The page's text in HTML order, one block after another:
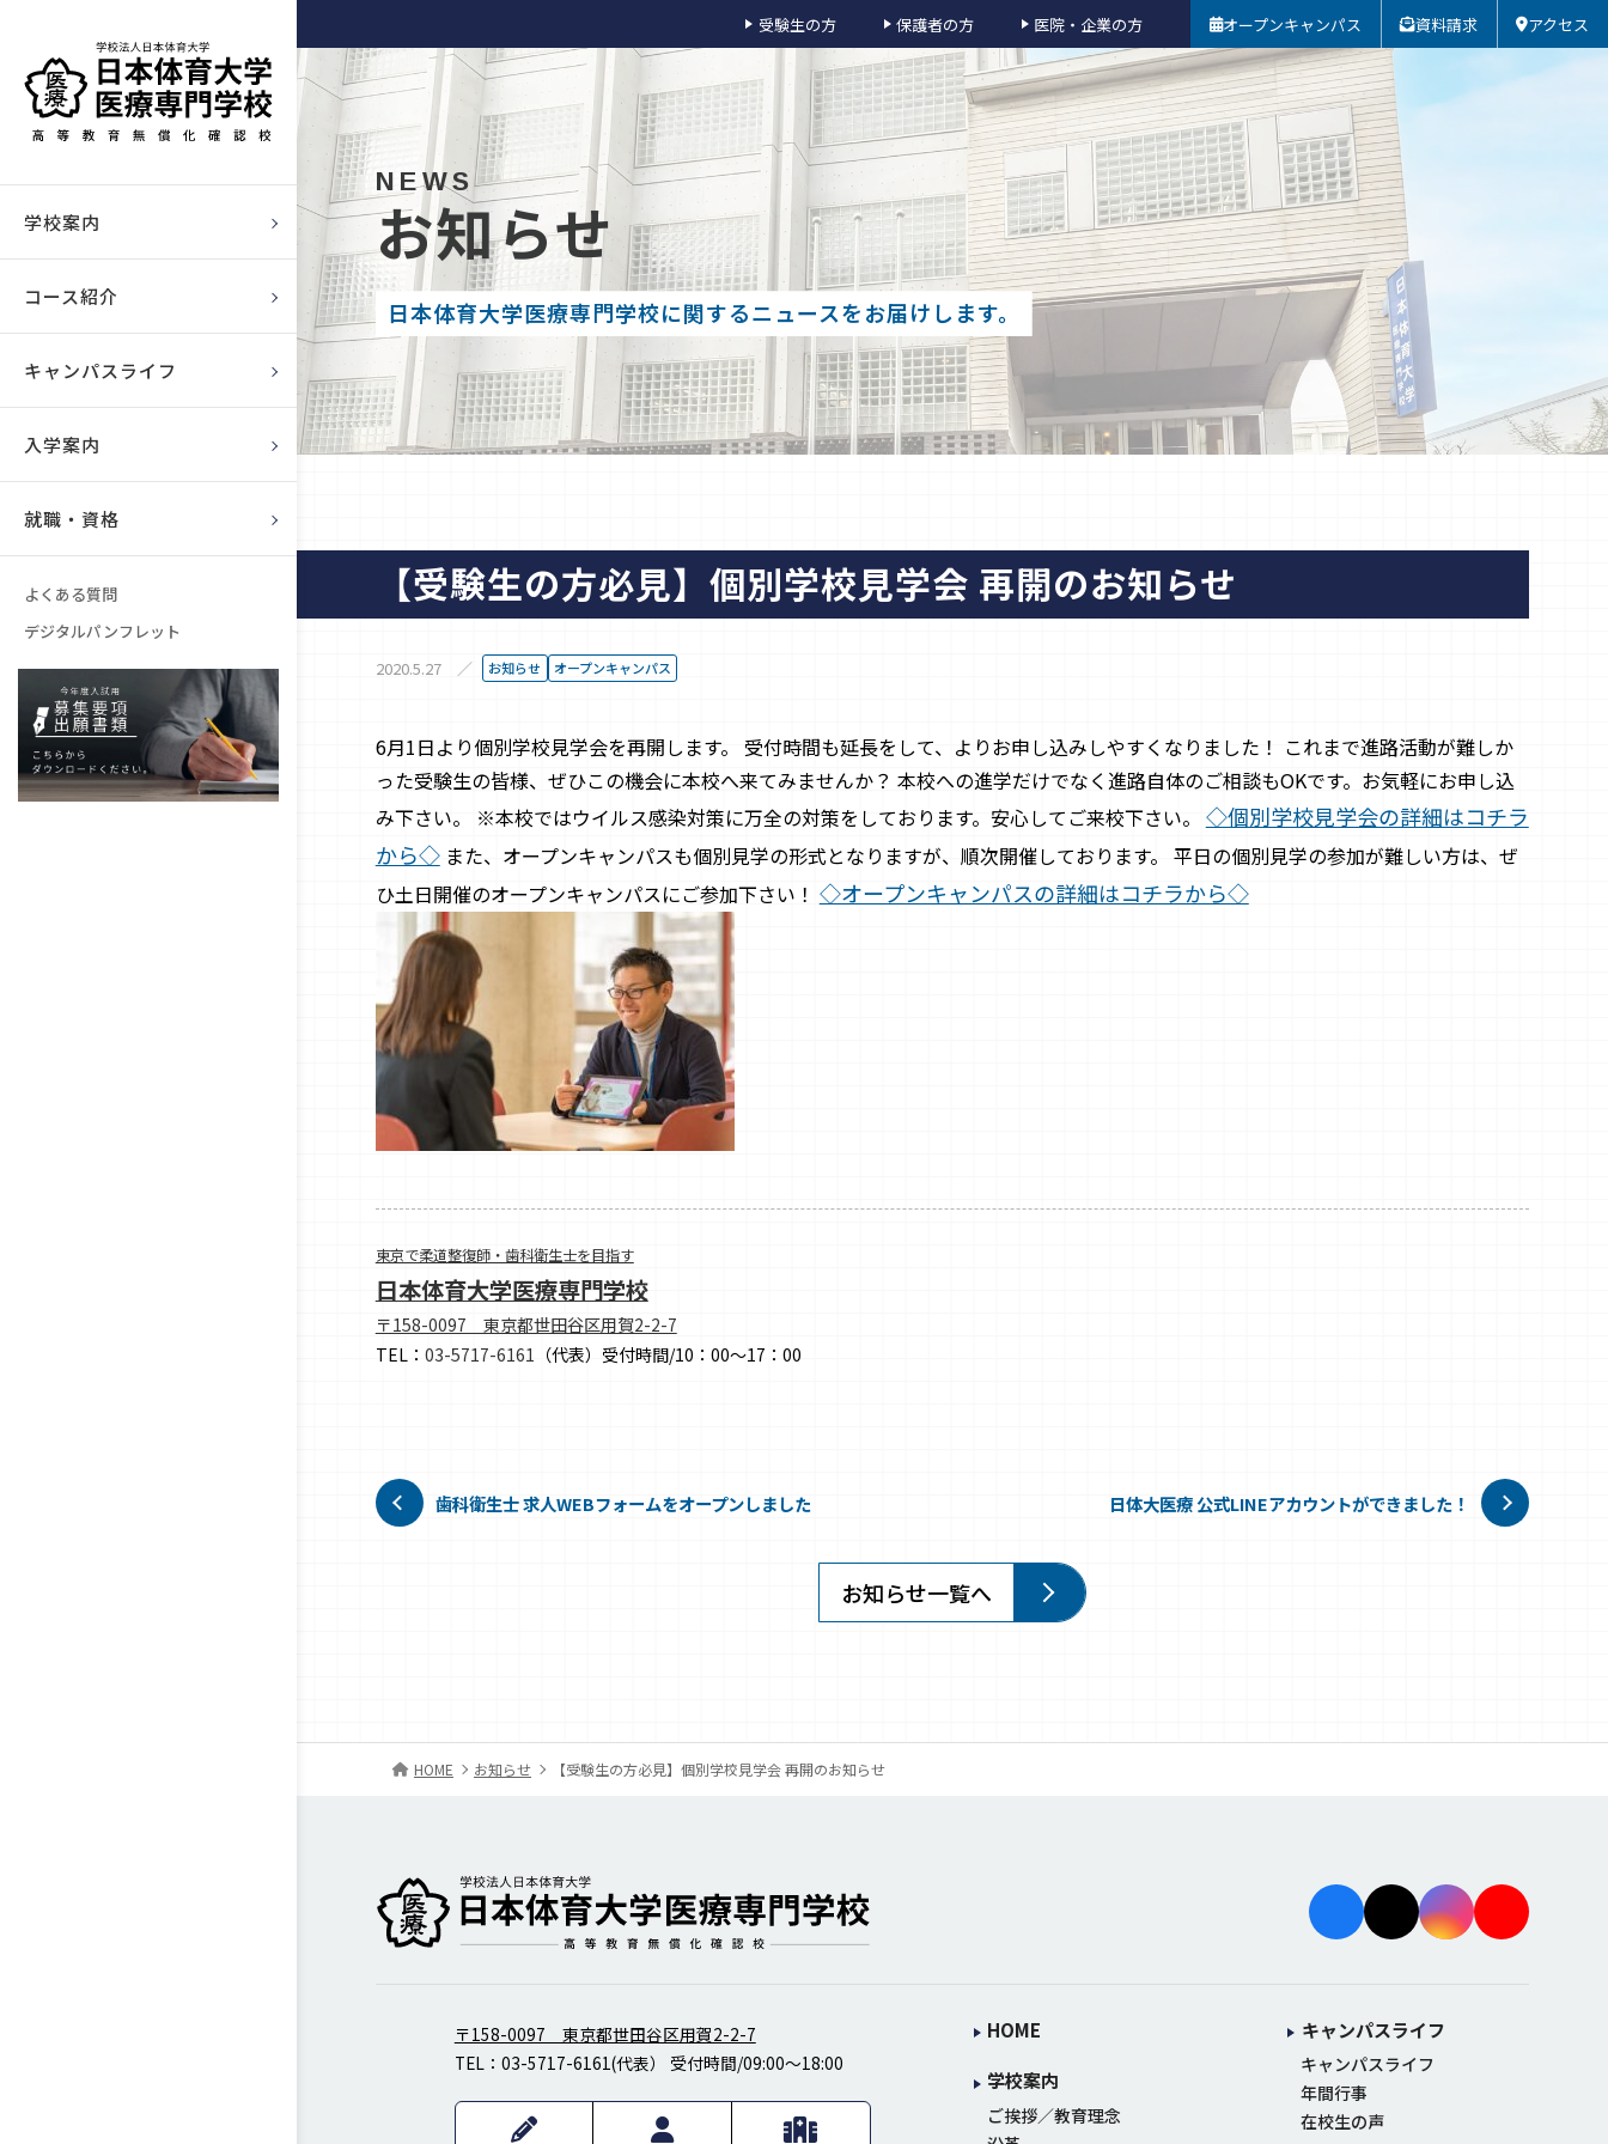
柔道整復師・歯科衛生士の日
本体育大学医療専門学校（高
学校案内 ご挨拶／教育理念
沿革
日本体育大学グループ
情報公開
コース紹介 柔道整復コース
歯科衛生コース
キャンパスライフ キャンパスライフ
年間行事
入学案内 入試案内
高等教育無償化のご案内
よくある質問
就職・資格
進路・就職
よくある質問
デジタルパンフレット
受験生の方 保護者の方 医院・企業の方 オープンキャンパス 資料請求 アクセス
NEWS
お知らせ
日本体育大学医療専門学校に関するニュースをお届けします。
【受験生の方必見】個別学校見学会 再開のお知らせ
2020.5.27 お知らせ オープンキャンパス
6月1日より個別学校見学会を再開します。 受付時間も延長をして、よりお申し込みしやすくなりました！ これまで進路活動が難しか
った受験生の皆様、ぜひこの機会に本校へ来てみませんか？ 本校への進学だけでなく進路自体のご相談もOKです。お気軽にお申し込
み下さい。 ※本校ではウイルス感染対策に万全の対策をしております。安心してご来校下さい。 ◇個別学校見学会の詳細はコチラ
から◇また、オープンキャンパスも個別見学の形式となりますが、順次開催しております。 平日の個別見学の参加が難しい方は、ぜ
ひ土日開催のオープンキャンパスにご参加下さい！ ◇オープンキャンパスの詳細はコチラから◇
東京で柔道整復師・歯科衛生士を目指す
日本体育大学医療専門学校
〒158-0097 東京都世田谷区用賀2-2-7
TEL： 03-5717-6161 （代表） 受付時間/10：00～17：00
歯科衛生士 求人WEBフォームをオープンしました 日体大医療 公式LINEアカウントができました！
お知らせ一覧へ
HOME お知らせ 【受験生の方必見】個別学校見学会 再開のお知らせ
〒158-0097 東京都世田谷区用賀2-2-7
TEL： 03-5717-6161(代表） 受付時間/09:00～18:00
HOME
学校案内
ご挨拶／教育理念
キャンパスライフ
キャンパスライフ
年間行事
在校生の声